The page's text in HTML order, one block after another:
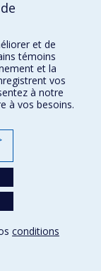
et de
témoins
et la
vos
à notre
à vos besoins.
conditions